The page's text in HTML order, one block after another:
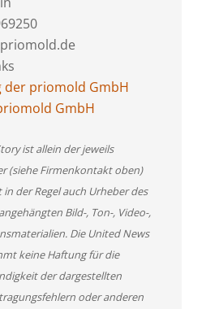
der priomold GmbH
GmbH
ist allein der jeweils
(siehe Firmenkontakt oben)
der Regel auch Urheber des
Bild-, Ton-, Video-,
Die United News
keine Haftung für die
der dargestellten
oder anderen